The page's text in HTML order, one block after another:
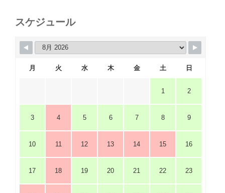
スケジュール
月 火 水 木 金 土 日
1 2
3 4 5 6 7 8 9
10 11 12 13 14 15 16
17 18 19 20 21 22 23